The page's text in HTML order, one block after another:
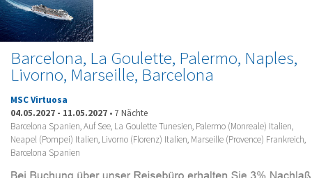
Barcelona, La Goulette, Palermo, Naples,
Livorno, Marseille, Barcelona
MSC Virtuosa
04.05.2027 - 11.05.2027 • 7 Nächte
Barcelona Spanien, Auf See, La Goulette Tunesien, Palermo (Monreale) Italien,
Neapel (Pompei) Italien, Livorno (Florenz) Italien, Marseille (Provence) Frankreich,
Barcelona Spanien